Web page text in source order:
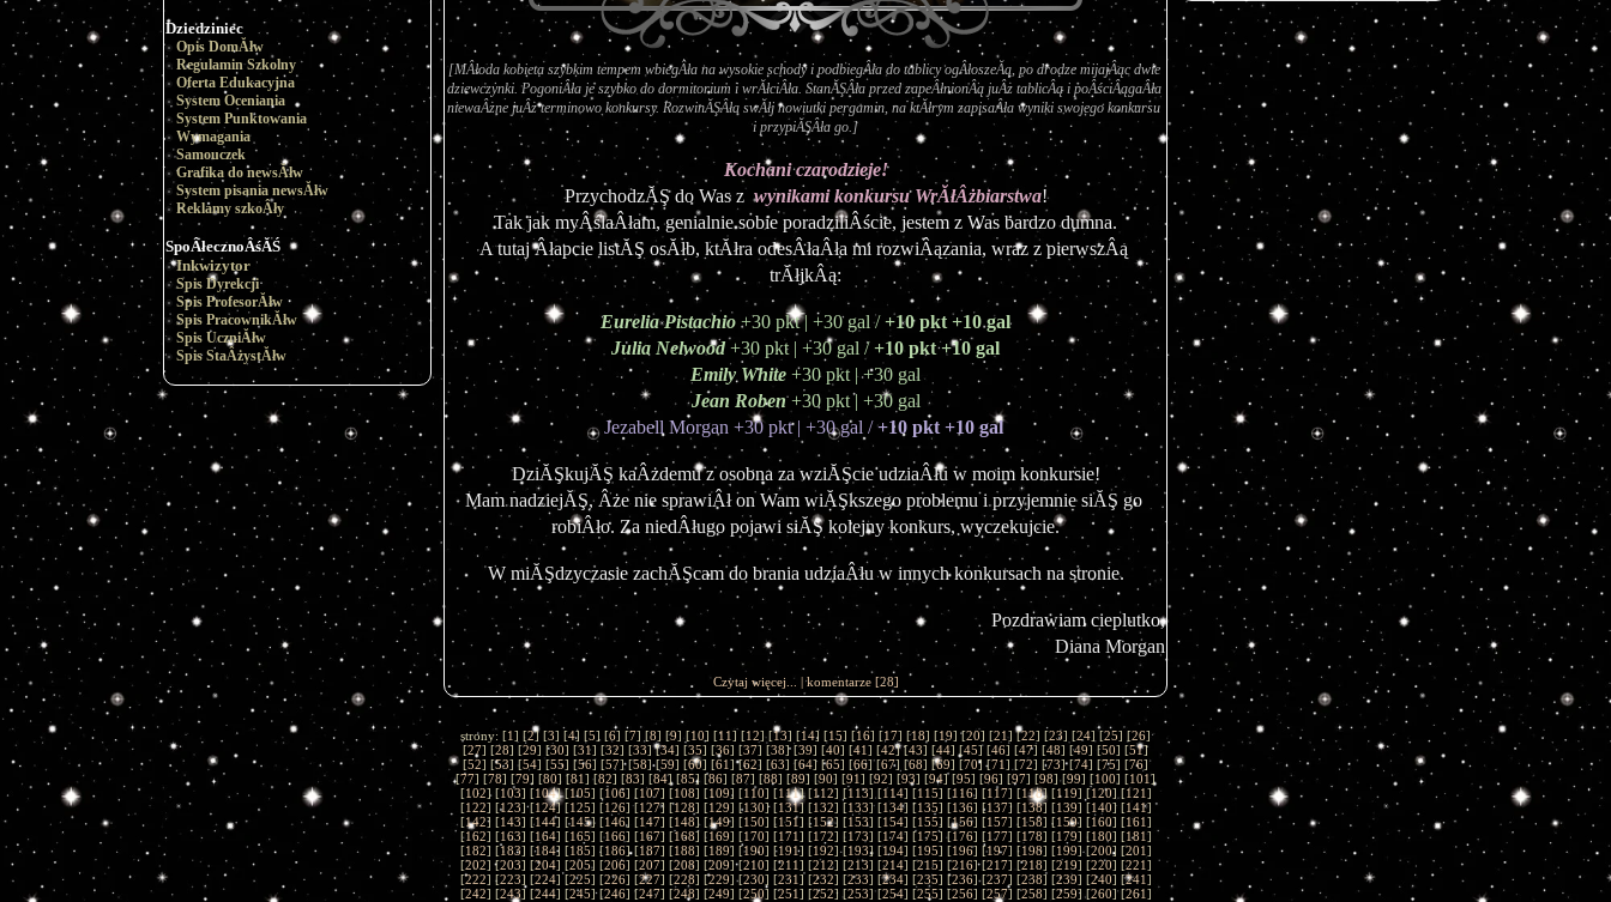
Dziedziniec
Opis DomĂłw
Regulamin Szkolny
Oferta Edukacyjna
System Oceniania
System Punktowania
Wymagania
Samouczek
Grafika do newsĂłw
System pisania newsĂłw
Reklamy szkoÂły
SpoÂłecznoÂśĂŚ
Inkwizytor
Spis Dyrekcji
Spis ProfesorĂłw
Spis PracownikĂłw
Spis UczniĂłw
Spis StaÂżystĂłw
[MÂłoda kobieta szybkim tempem wbiegÂła na wysokie schody i podbiegÂła do tablicy ogÂłoszeĂą, po drodze mijajÂąc dwie
dziewczynki. PogoniÂła je szybko do dormitorium i wrĂłciÂła. StanĂŞÂła przed zapeÂłnionÂą juÂż tablicÂą i poÂściÂągaÂła
niewaÂżne juÂż terminowo konkursy. RozwinĂŞÂła swĂłj nowiutki pergamin, na ktĂłrym zapisaÂła wyniki swojego konkursu
i przypiĂŞÂła go.]
Kochani czarodzieje!
PrzychodzĂŞ do Was z wynikami konkursu WrĂłÂżbiarstwa!
Tak jak myÂślaÂłam, genialnie sobie poradziliÂście, jestem z Was bardzo dumna.
A tutaj Âłapcie listĂŞ osĂłb, ktĂłra odesÂłaÂła mi rozwiÂązania, wraz z pierwszÂą
trĂłjkÂą:
Eurelia Pistachio +30 pkt | +30 gal / +10 pkt +10 gal
Julia Nelwood +30 pkt | +30 gal / +10 pkt +10 gal
Emily White +30 pkt | +30 gal
Jean Roben +30 pkt | +30 gal
Jezabell Morgan +30 pkt | +30 gal / +10 pkt +10 gal
DziĂŞkujĂŞ kaÂżdemu z osobna za wziĂŞcie udziaÂłu w moim konkursie!
Mam nadziejĂŞ, Âże nie sprawiÂł on Wam wiĂŞkszego problemu i przyjemnie siĂŞ go
robiÂło. Za niedÂługo pojawi siĂŞ kolejny konkurs, wyczekujcie.
W miĂŞdzyczasie zachĂŞcam do brania udziaÂłu w innych konkursach na stronie.
Pozdrawiam cieplutko,
Diana Morgan
Czytaj więcej... |komentarze[28]
strony: [1] [2] [3] [4] [5] [6] [7] [8] [9] [10] [11] [12] [13] [14] [15] [16] [17] [18] [19] [20] [21] [22] [23] [24] [25] [26]
[27] [28] [29] [30] [31] [32] [33] [34] [35] [36] [37] [38] [39] [40] [41] [42] [43] [44] [45] [46] [47] [48] [49] [50] [51]
[52] [53] [54] [55] [56] [57] [58] [59] [60] [61] [62] [63] [64] [65] [66] [67] [68] [69] [70] [71] [72] [73] [74] [75] [76]
[77] [78] [79] [80] [81] [82] [83] [84] [85] [86] [87] [88] [89] [90] [91] [92] [93] [94] [95] [96] [97] [98] [99] [100] [101]
[102] [103] [104] [105] [106] [107] [108] [109] [110] [111] [112] [113] [114] [115] [116] [117] [118] [119] [120] [121]
[122] [123] [124] [125] [126] [127] [128] [129] [130] [131] [132] [133] [134] [135] [136] [137] [138] [139] [140] [141]
[142] [143] [144] [145] [146] [147] [148] [149] [150] [151] [152] [153] [154] [155] [156] [157] [158] [159] [160] [161]
[162] [163] [164] [165] [166] [167] [168] [169] [170] [171] [172] [173] [174] [175] [176] [177] [178] [179] [180] [181]
[182] [183] [184] [185] [186] [187] [188] [189] [190] [191] [192] [193] [194] [195] [196] [197] [198] [199] [200] [201]
[202] [203] [204] [205] [206] [207] [208] [209] [210] [211] [212] [213] [214] [215] [216] [217] [218] [219] [220] [221]
[222] [223] [224] [225] [226] [227] [228] [229] [230] [231] [232] [233] [234] [235] [236] [237] [238] [239] [240] [241]
[242] [243] [244] [245] [246] [247] [248] [249] [250] [251] [252] [253] [254] [255] [256] [257] [258] [259] [260] [261]